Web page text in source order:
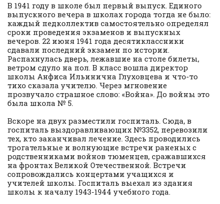
В 1941 году в школе был первый выпуск. Единого
выпускного вечера в школах города тогда не было:
каждый педколлектив самостоятельно определял
сроки проведения экзаменов и выпускных
вечеров. 22 июня 1941 года десятиклассники
сдавали последний экзамен по истории.
Распахнулась дверь, лежавшие на столе билеты,
ветром сдуло на пол. В класс вошла директор
школы Анфиса Ильинична Глуховцева и что-то
тихо сказала учителю. Через мгновение
прозвучало страшное слово: «Война». До войны это
была школа № 5.
Вскоре на двух разместили госпиталь. Сюда, в
госпиталь выздоравливающих №3352, перевозили
тех, кто заканчивал лечение. Здесь проводились
трогательные и волнующие встречи раненых с
родственниками войнов тюменцев, сражавшихся
на фронтах Великой Отечественной. Встречи
сопровождались концертами учащихся и
учителей школы. Госпиталь выехал из здания
школы к началу 1943-1944 учебного года.